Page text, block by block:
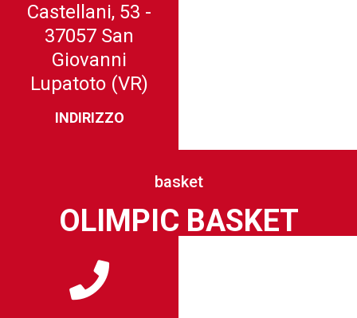
Castellani, 53 -
37057 San
Giovanni
Lupatoto (VR)
INDIRIZZO
basket
OLIMPIC BASKET